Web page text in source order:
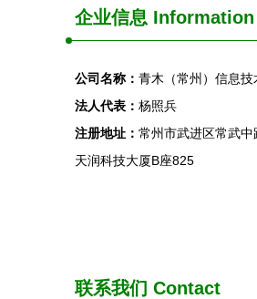
企业信息 Information
公司名称： 青木（常州）信息技
法人代表： 杨照兵
注册地址： 常州市武进区常武
天润科技大厦B座825
联系我们 Contact